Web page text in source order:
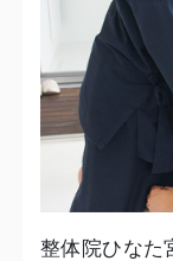
整体院ひなた